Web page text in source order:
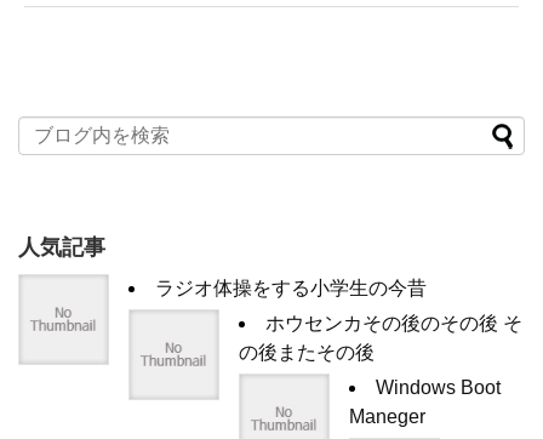
人気記事
ラジオ体操をする小学生の今昔
ホウセンカその後のその後 そ
の後またその後
Windows Boot
Maneger